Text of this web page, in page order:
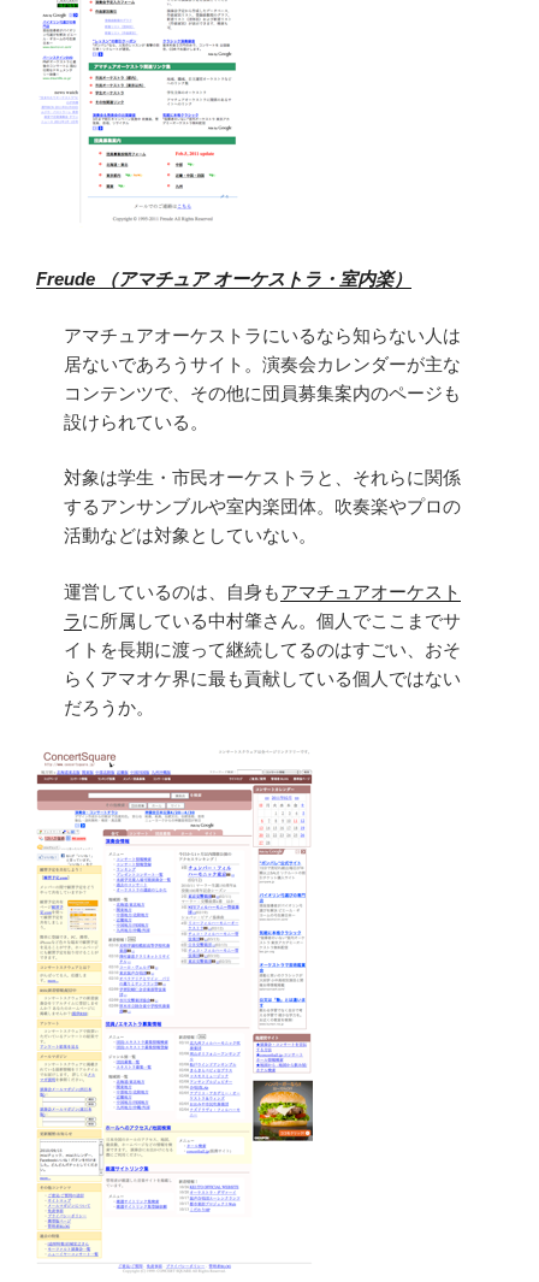
Freude （アマチュア オーケストラ・室内楽）
アマチュアオーケストラにいるなら知らない人は
居ないであろうサイト。演奏会カレンダーが主な
コンテンツで、その他に団員募集案内のページも
設けられている。
対象は学生・市民オーケストラと、それらに関係
するアンサンブルや室内楽団体。吹奏楽やプロの
活動などは対象としていない。
運営しているのは、自身もアマチュアオーケスト
ラに所属している中村肇さん。個人でここまでサ
イトを長期に渡って継続してるのはすごい、おそ
らくアマオケ界に最も貢献している個人ではない
だろうか。